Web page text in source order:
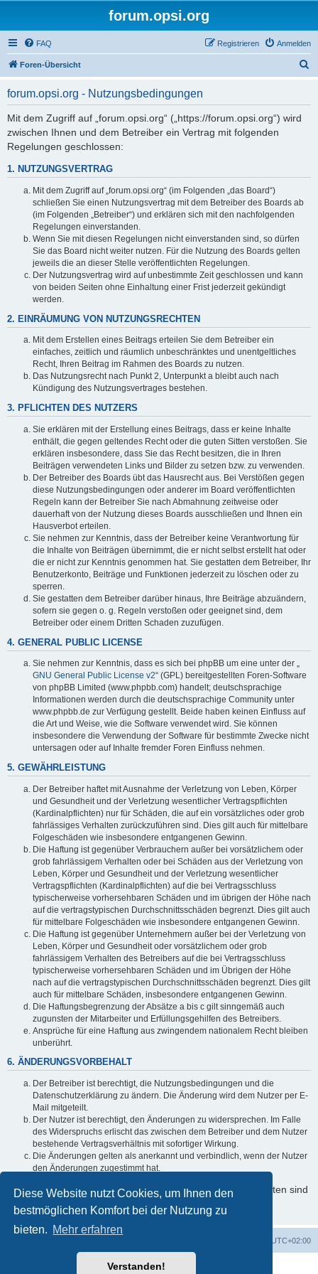
Diese Website nutzt Cookies, um Ihnen den
bestmöglichen Komfort bei der Nutzung zu
bieten. Mehr erfahren
Verstanden!
forum.opsi.org
FAQ Anmelden
Registrieren
Foren-Übersicht
forum.opsi.org - Nutzungsbedingungen
Mit dem Zugriff auf „forum.opsi.org“ („https://forum.opsi.org“) wird
zwischen Ihnen und dem Betreiber ein Vertrag mit folgenden
Regelungen geschlossen:
1. NUTZUNGSVERTRAG
Mit dem Zugriff auf „forum.opsi.org“ (im Folgenden „das Board“)
schließen Sie einen Nutzungsvertrag mit dem Betreiber des Boards ab
(im Folgenden „Betreiber“) und erklären sich mit den nachfolgenden
Regelungen einverstanden.
Wenn Sie mit diesen Regelungen nicht einverstanden sind, so dürfen
Sie das Board nicht weiter nutzen. Für die Nutzung des Boards gelten
jeweils die an dieser Stelle veröffentlichten Regelungen.
Der Nutzungsvertrag wird auf unbestimmte Zeit geschlossen und kann
von beiden Seiten ohne Einhaltung einer Frist jederzeit gekündigt
werden.
2. EINRÄUMUNG VON NUTZUNGSRECHTEN
Mit dem Erstellen eines Beitrags erteilen Sie dem Betreiber ein
einfaches, zeitlich und räumlich unbeschränktes und unentgeltliches
Recht, Ihren Beitrag im Rahmen des Boards zu nutzen.
Das Nutzungsrecht nach Punkt 2, Unterpunkt a bleibt auch nach
Kündigung des Nutzungsvertrages bestehen.
3. PFLICHTEN DES NUTZERS
Sie erklären mit der Erstellung eines Beitrags, dass er keine Inhalte
enthält, die gegen geltendes Recht oder die guten Sitten verstoßen. Sie
erklären insbesondere, dass Sie das Recht besitzen, die in Ihren
Beiträgen verwendeten Links und Bilder zu setzen bzw. zu verwenden.
Der Betreiber des Boards übt das Hausrecht aus. Bei Verstößen gegen
diese Nutzungsbedingungen oder anderer im Board veröffentlichten
Regeln kann der Betreiber Sie nach Abmahnung zeitweise oder
dauerhaft von der Nutzung dieses Boards ausschließen und Ihnen ein
Hausverbot erteilen.
Sie nehmen zur Kenntnis, dass der Betreiber keine Verantwortung für
die Inhalte von Beiträgen übernimmt, die er nicht selbst erstellt hat oder
die er nicht zur Kenntnis genommen hat. Sie gestatten dem Betreiber, Ihr
Benutzerkonto, Beiträge und Funktionen jederzeit zu löschen oder zu
sperren.
Sie gestatten dem Betreiber darüber hinaus, Ihre Beiträge abzuändern,
sofern sie gegen o. g. Regeln verstoßen oder geeignet sind, dem
Betreiber oder einem Dritten Schaden zuzufügen.
4. GENERAL PUBLIC LICENSE
Sie nehmen zur Kenntnis, dass es sich bei phpBB um eine unter der „
GNU General Public License v2“ (GPL) bereitgestellten Foren-Software
von phpBB Limited (www.phpbb.com) handelt; deutschsprachige
Informationen werden durch die deutschsprachige Community unter
www.phpbb.de zur Verfügung gestellt. Beide haben keinen Einfluss auf
die Art und Weise, wie die Software verwendet wird. Sie können
insbesondere die Verwendung der Software für bestimmte Zwecke nicht
untersagen oder auf Inhalte fremder Foren Einfluss nehmen.
5. GEWÄHRLEISTUNG
Der Betreiber haftet mit Ausnahme der Verletzung von Leben, Körper
und Gesundheit und der Verletzung wesentlicher Vertragspflichten
(Kardinalpflichten) nur für Schäden, die auf ein vorsätzliches oder grob
fahrlässiges Verhalten zurückzuführen sind. Dies gilt auch für mittelbare
Folgeschäden wie insbesondere entgangenen Gewinn.
Die Haftung ist gegenüber Verbrauchern außer bei vorsätzlichem oder
grob fahrlässigem Verhalten oder bei Schäden aus der Verletzung von
Leben, Körper und Gesundheit und der Verletzung wesentlicher
Vertragspflichten (Kardinalpflichten) auf die bei Vertragsschluss
typischerweise vorhersehbaren Schäden und im übrigen der Höhe nach
auf die vertragstypischen Durchschnittsschäden begrenzt. Dies gilt auch
für mittelbare Folgeschäden wie insbesondere entgangenen Gewinn.
Die Haftung ist gegenüber Unternehmern außer bei der Verletzung von
Leben, Körper und Gesundheit oder vorsätzlichem oder grob
fahrlässigem Verhalten des Betreibers auf die bei Vertragsschluss
typischerweise vorhersehbaren Schäden und im Übrigen der Höhe
nach auf die vertragstypischen Durchschnittsschäden begrenzt. Dies gilt
auch für mittelbare Schäden, insbesondere entgangenen Gewinn.
Die Haftungsbegrenzung der Absätze a bis c gilt sinngemäß auch
zugunsten der Mitarbeiter und Erfüllungsgehilfen des Betreibers.
Ansprüche für eine Haftung aus zwingendem nationalem Recht bleiben
unberührt.
6. ÄNDERUNGSVORBEHALT
Der Betreiber ist berechtigt, die Nutzungsbedingungen und die
Datenschutzerklärung zu ändern. Die Änderung wird dem Nutzer per E-
Mail mitgeteilt.
Der Nutzer ist berechtigt, den Änderungen zu widersprechen. Im Falle
des Widerspruchs erlischt das zwischen dem Betreiber und dem Nutzer
bestehende Vertragsverhältnis mit sofortiger Wirkung.
Die Änderungen gelten als anerkannt und verbindlich, wenn der Nutzer
den Änderungen zugestimmt hat.
Informationen über den Umgang mit Ihren persönlichen Daten sind
in der Datenschutzerklärung enthalten.
UTC+02:00
Powered byphpBB® Forum Software © phpBB Limited